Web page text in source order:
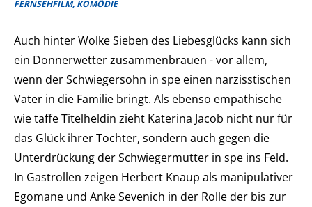
FERNSEHFILM, KOMÖDIE
Auch hinter Wolke Sieben des Liebesglücks kann sich
ein Donnerwetter zusammenbrauen - vor allem,
wenn der Schwiegersohn in spe einen narzisstischen
Vater in die Familie bringt. Als ebenso empathische
wie taffe Titelheldin zieht Katerina Jacob nicht nur für
das Glück ihrer Tochter, sondern auch gegen die
Unterdrückung der Schwiegermutter in spe ins Feld.
In Gastrollen zeigen Herbert Knaup als manipulativer
Egomane und Anke Sevenich in der Rolle der bis zur